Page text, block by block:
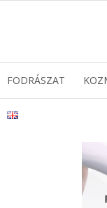
FODRÁSZAT